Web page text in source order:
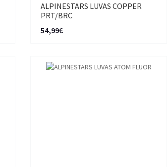
ALPINESTARS LUVAS COPPER
PRT/BRC
54,99€